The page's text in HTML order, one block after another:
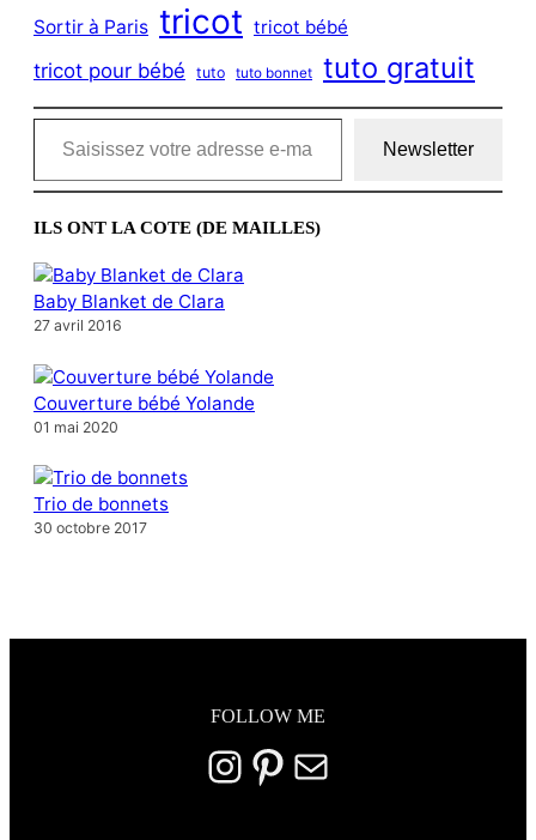
Sortir à Paris tricot tricot bébé
tricot pour bébé tuto tuto bonnet tuto gratuit
Saisissez votre adresse e-mail…
Newsletter
ILS ONT LA COTE (DE MAILLES)
Baby Blanket de Clara
27 avril 2016
Couverture bébé Yolande
01 mai 2020
Trio de bonnets
30 octobre 2017
FOLLOW ME
Instagram Pinterest E-mail